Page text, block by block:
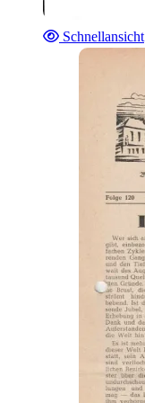
Schnellansicht